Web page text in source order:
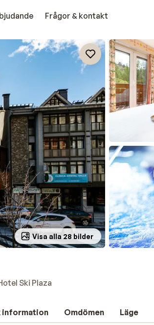
Frågor & kontakt
Visa alla 28 bilder
Ski Plaza
information Omdömen Läge